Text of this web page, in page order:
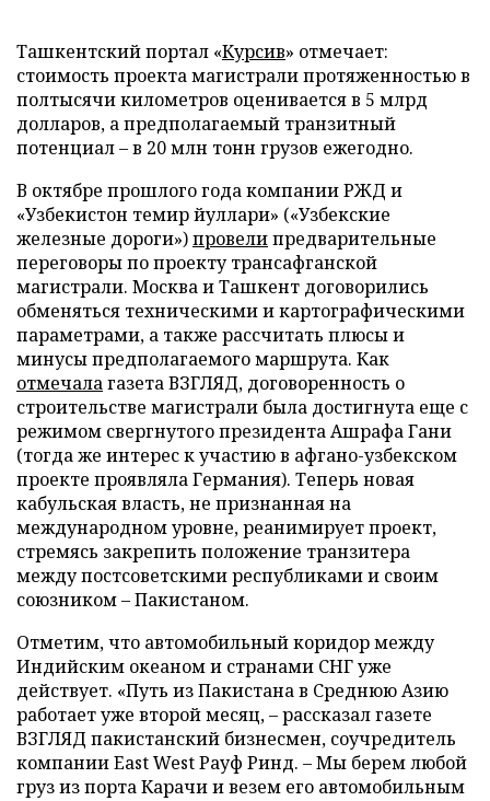
Ташкентский портал «Курсив» отмечает:
стоимость проекта магистрали протяженностью в
полтысячи километров оценивается в 5 млрд
долларов, а предполагаемый транзитный
потенциал – в 20 млн тонн грузов ежегодно.
В октябре прошлого года компании РЖД и
«Узбекистон темир йуллари» («Узбекские
железные дороги»)провелипредварительные
переговоры по проекту трансафганской
магистрали. Москва и Ташкент договорились
обменяться техническими и картографическими
параметрами, а также рассчитать плюсы и
минусы предполагаемого маршрута. Как
отмечалагазета ВЗГЛЯД, договоренность о
строительстве магистрали была достигнута еще с
режимом свергнутого президента Ашрафа Гани
(тогда же интерес к участию в афгано-узбекском
проекте проявляла Германия). Теперь новая
кабульская власть, не признанная на
международном уровне, реанимирует проект,
стремясь закрепить положение транзитера
между постсоветскими республиками и своим
союзником – Пакистаном.
Отметим, что автомобильный коридор между
Индийским океаном и странами СНГ уже
действует. «Путь из Пакистана в Среднюю Азию
работает уже второй месяц, – рассказал газете
ВЗГЛЯД пакистанский бизнесмен, соучредитель
компании East West Рауф Ринд. – Мы берем любой
груз из порта Карачи и везем его автомобильным